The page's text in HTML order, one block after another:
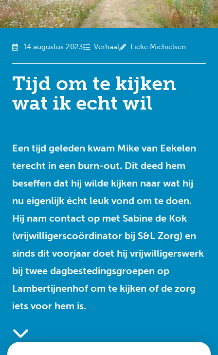
14 augustus 2023 Verhaal Lieke Michielsen
Tijd om te kijken
wat ik echt wil
Een tijd geleden kwam Mike van Eekelen
terecht in een burn-out. Dit deed hem
beseffen dat hij wilde kijken naar wat hij
nu eigenlijk écht leuk vond om te doen.
Hij nam contact op met Sabine de Kok
(vrijwilligerscoördinator bij S&L Zorg) en
sinds dit voorjaar doet hij vrijwilligerswerk
bij twee dagbestedingsgroepen op
Lambertijnenhof om te kijken of de zorg
iets voor hem is.